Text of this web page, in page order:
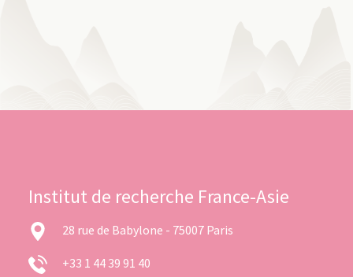
Institut de recherche France-Asie
28 rue de Babylone - 75007 Paris
+33 1 44 39 91 40